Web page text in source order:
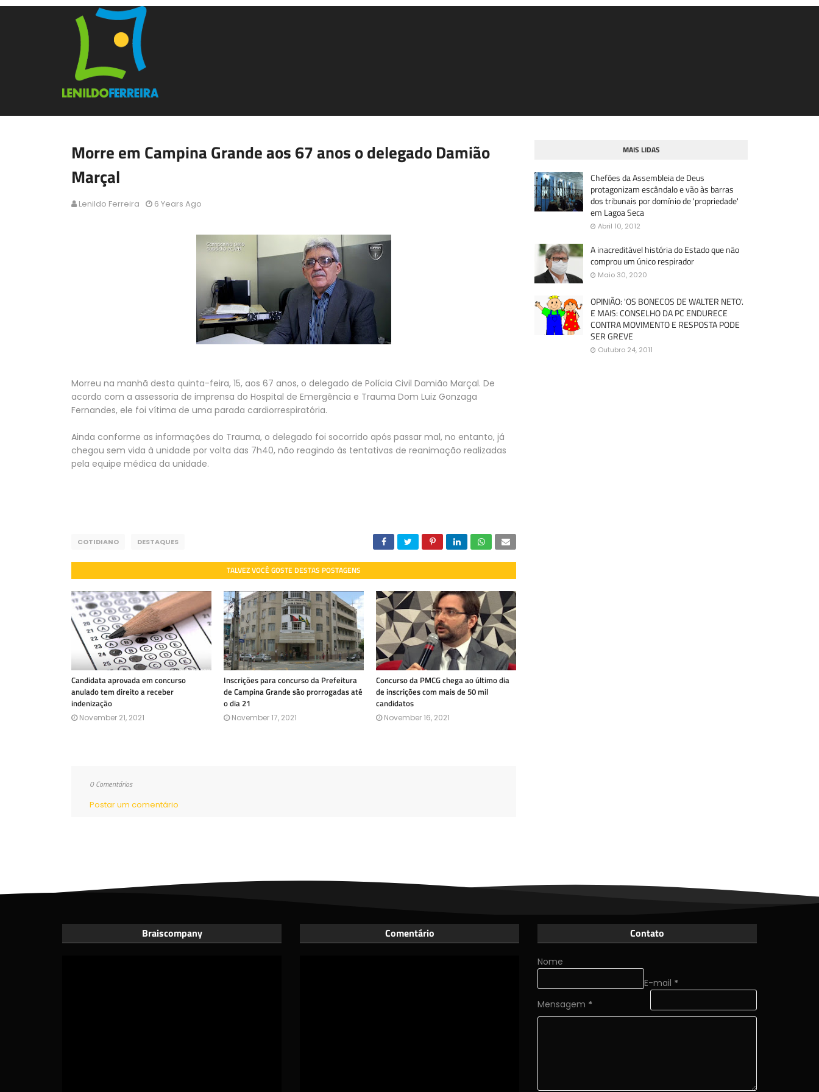
Morre em Campina Grande aos 67 anos o delegado Damião
Marçal
Lenildo Ferreira 6 Years Ago
Morreu na manhã desta quinta-feira, 15, aos 67 anos, o delegado de Polícia Civil Damião Marçal. De
acordo com a assessoria de imprensa do Hospital de Emergência e Trauma Dom Luiz Gonzaga
Fernandes, ele foi vítima de uma parada cardiorrespiratória.
Ainda conforme as informações do Trauma, o delegado foi socorrido após passar mal, no entanto, já
chegou sem vida à unidade por volta das 7h40, não reagindo às tentativas de reanimação realizadas
pela equipe médica da unidade.
COTIDIANO DESTAQUES
TALVEZ VOCÊ GOSTE DESTAS POSTAGENS
Candidata aprovada em concurso
anulado tem direito a receber
indenização
November 21, 2021
Inscrições para concurso da Prefeitura
de Campina Grande são prorrogadas até
o dia 21
November 17, 2021
Concurso da PMCG chega ao último dia
de inscrições com mais de 50 mil
candidatos
November 16, 2021
0 Comentários
Postar um comentário
MAIS LIDAS
Chefões da Assembleia de Deus
protagonizam escândalo e vão às barras
dos tribunais por domínio de 'propriedade'
em Lagoa Seca
Abril 10, 2012
A inacreditável história do Estado que não
comprou um único respirador
Maio 30, 2020
OPINIÃO: 'OS BONECOS DE WALTER NETO'.
E MAIS: CONSELHO DA PC ENDURECE
CONTRA MOVIMENTO E RESPOSTA PODE
SER GREVE
Outubro 24, 2011
Braiscompany Comentário Contato
Nome
E-mail *
Mensagem *